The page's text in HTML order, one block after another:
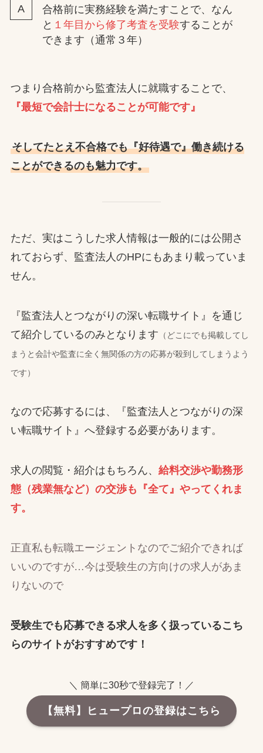
合格前に実務経験を満たすことで、なん
と １年目から修了考査を受験することが
できます（通常３年）
つまり合格前から監査法人に就職することで、
『最短で会計士になることが可能です』
そしてたとえ不合格でも『好待遇で』働き続ける
ことができるのも魅力です。
ただ、実はこうした求人情報は一般的には公開さ
れておらず、監査法人のHPにもあまり載っていま
せん。
『監査法人とつながりの深い転職サイト』を通じ
て紹介しているのみとなります （どこにでも掲載してし
まうと会計や監査に全く無関係の方の応募が殺到してしまうよう
です）
なので応募するには、『監査法人とつながりの深
い転職サイト』へ登録する必要があります。
求人の閲覧・紹介はもちろん、 給料交渉や勤務形
態（残業無など）の交渉も『全て』やってくれま
す。
正直私も転職エージェントなのでご紹介できれば
いいのですが…今は受験生の方向けの求人があま
りないので
受験生でも応募できる求人を多く扱っているこち
らのサイトがおすすめです！
＼ 簡単に30秒で登録完了！／
【無料】ヒュープロの登録はこちら